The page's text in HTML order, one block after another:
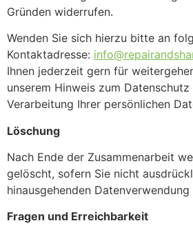
Gründen widerrufen.
Wenden Sie sich hierzu bitte an
Kontaktadresse:
Ihnen jederzeit gern für
unserem Hinweis zum
Verarbeitung Ihrer persönlichen
Löschung
Nach Ende der Zusammenarbeit
gelöscht, sofern Sie nicht
hinausgehenden
Fragen und Erreichbarkeit